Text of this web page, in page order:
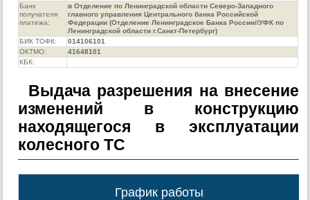
Банк
получателя
платежа:
в Отделение по Ленинградской области Северо-Западного
главного управления Центрального банка Российской
Федерации (Отделение Ленинградское Банка России//УФК по
Ленинградской области г.Санкт-Петербург)
БИК ТОФК:
014106101
ОКТМО:
41648101
КБК:
Выдача разрешения на внесение
изменений в конструкцию
находящегося в эксплуатации
колесного ТС
График работы